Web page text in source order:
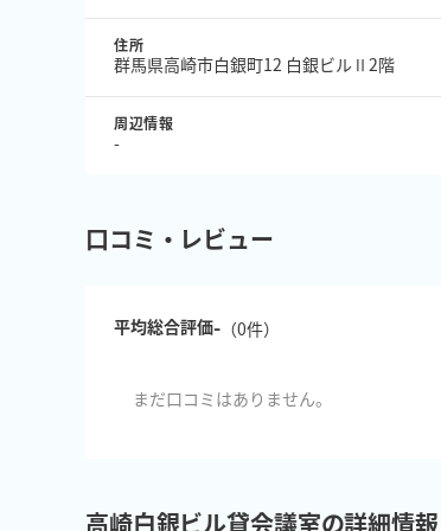
住所
群馬県高崎市白銀町12 白銀ビルⅡ2階
周辺情報
-
口コミ・レビュー
平均総合評価-（0件）
まだ口コミはありません。
高崎白銀ビル貸会議室の詳細情報